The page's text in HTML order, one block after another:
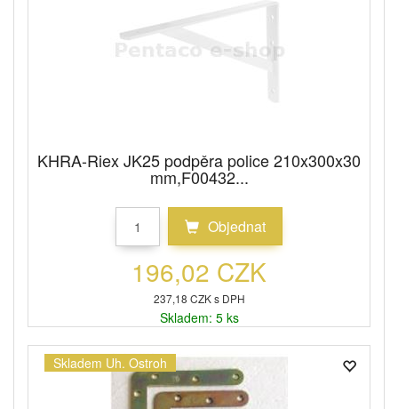
KHRA-Riex JK25 podpěra police 210x300x30
mm,F00432...
Objednat
196,02 CZK
237,18 CZK s DPH
Skladem: 5 ks
Skladem Uh. Ostroh